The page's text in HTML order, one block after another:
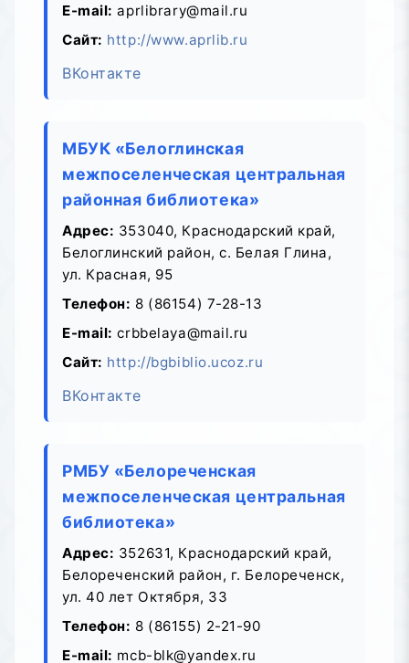
E-mail: aprlibrary@mail.ru
Сайт: http://www.aprlib.ru
ВКонтакте
МБУК «Белоглинская
межпоселенческая центральная
районная библиотека»
Адрес: 353040, Краснодарский край,
Белоглинский район, с. Белая Глина,
ул. Красная, 95
Телефон: 8 (86154) 7-28-13
E-mail: crbbelaya@mail.ru
Сайт: http://bgbiblio.ucoz.ru
ВКонтакте
РМБУ «Белореченская
межпоселенческая центральная
библиотека»
Адрес: 352631, Краснодарский край,
Белореченский район, г. Белореченск,
ул. 40 лет Октября, 33
Телефон: 8 (86155) 2-21-90
E-mail: mcb-blk@yandex.ru